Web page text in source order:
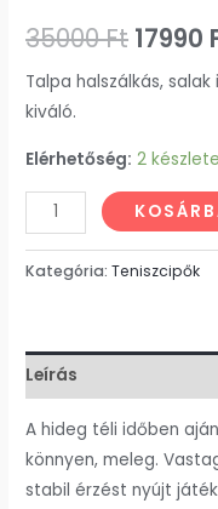
35000Ft 17990
Talpa halszálkás,
kiváló.
Elérhetőség: 2
Kategória:Teniszcipők
Leírás
A hideg téli időben
könnyen, meleg.
stabil érzést nyújt